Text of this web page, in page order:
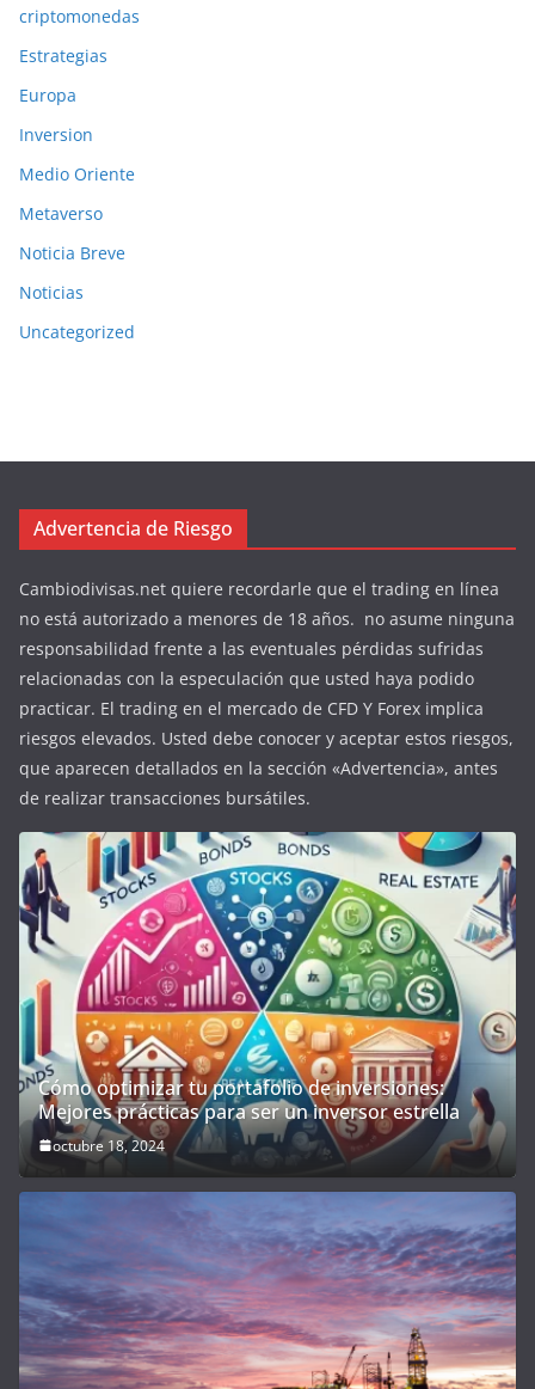
criptomonedas
Estrategias
Europa
Inversion
Medio Oriente
Metaverso
Noticia Breve
Noticias
Uncategorized
Advertencia de Riesgo
Cambiodivisas.net quiere recordarle que el trading en línea
no está autorizado a menores de 18 años. no asume ninguna
responsabilidad frente a las eventuales pérdidas sufridas
relacionadas con la especulación que usted haya podido
practicar. El trading en el mercado de CFD Y Forex implica
riesgos elevados. Usted debe conocer y aceptar estos riesgos,
que aparecen detallados en la sección «Advertencia», antes
de realizar transacciones bursátiles.
Cómo optimizar tu portafolio de inversiones:
Mejores prácticas para ser un inversor estrella
octubre 18, 2024